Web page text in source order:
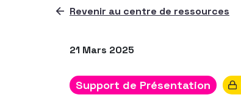
Revenir au centre de ressources
21 Mars 2025
Support de Présentation